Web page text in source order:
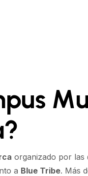
organizado por las
a Blue Tribe. Más